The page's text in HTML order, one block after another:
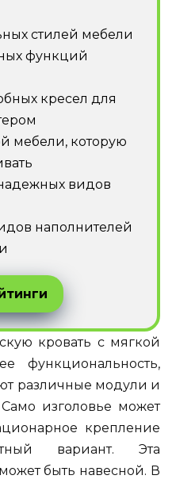
стилей мебели
функций
кресел для
мебели, которую
видов
наполнителей
кровать с мягкой
функциональность,
различные модули и
изголовье может
крепление
вариант. Эта
быть навесной. В